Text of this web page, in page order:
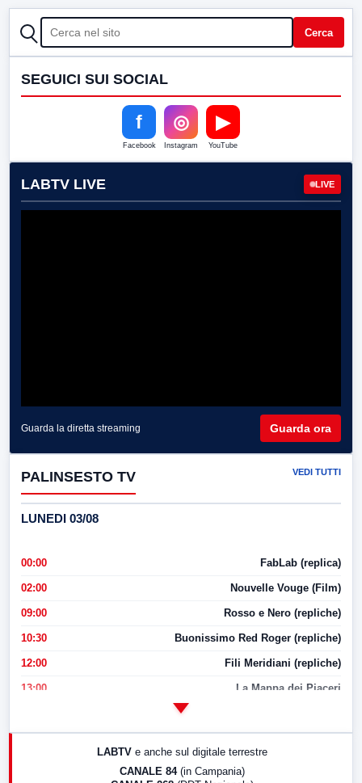
CERCA Cerca
SEGUICI SUI SOCIAL
f
Facebook
◎
Instagram
▶
YouTube
LABTV LIVE LIVE
Guarda la diretta streaming Guarda ora
PALINSESTO TV VEDI TUTTI
LUNEDI 03/08
00:00 FabLab (replica)
02:00 Nouvelle Vouge (Film)
09:00 Rosso e Nero (repliche)
10:30 Buonissimo Red Roger (repliche)
12:00 Fili Meridiani (repliche)
13:00 La Mappa dei Piaceri
LABTV e anche sul digitale terrestre
CANALE 84 (in Campania)